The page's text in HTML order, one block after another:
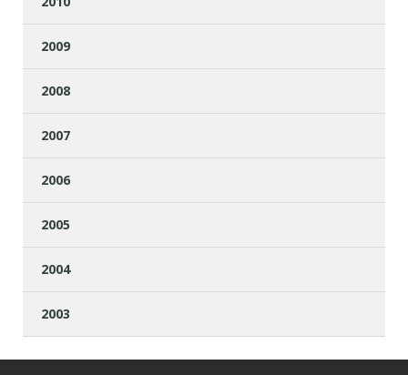
2009
2008
2007
2006
2005
2004
2003